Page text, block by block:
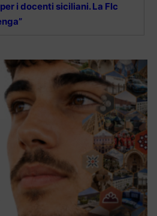
i docenti siciliani. La Flc